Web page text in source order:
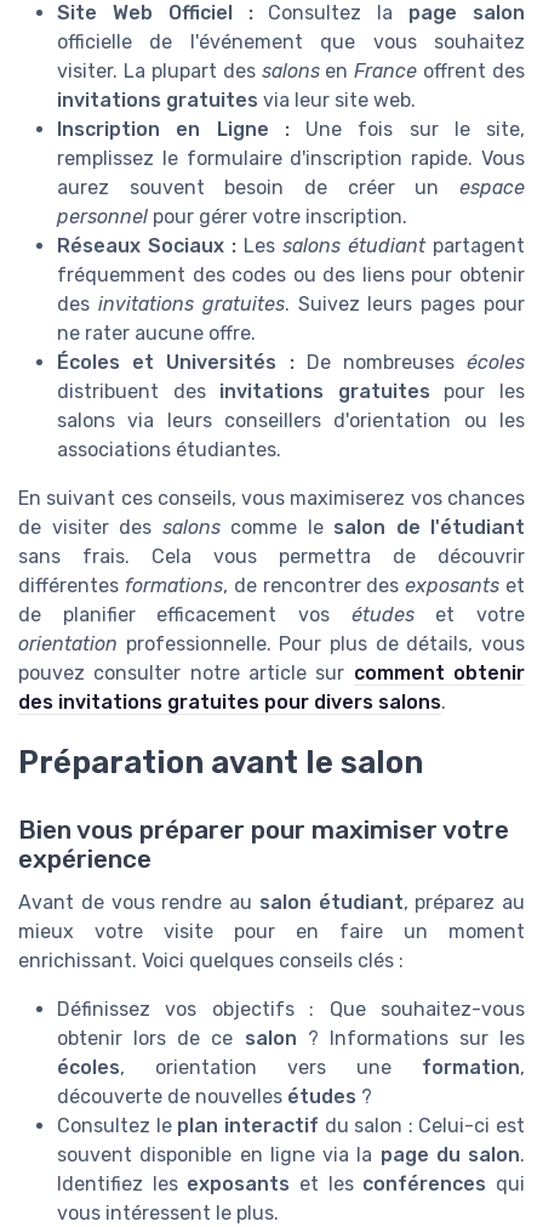
Site Web Officiel :Consultez la page salon
officielle de l'événement que vous souhaitez
visiter. La plupart des salonsenFrance offrent des
invitations gratuites via leur site web.
Inscription en Ligne :Une fois sur le site,
remplissez le formulaire d'inscription rapide. Vous
aurez souvent besoin de créer un espace
personnel pour gérer votre inscription.
Réseaux Sociaux : Les salons étudiantpartagent
fréquemment des codes ou des liens pour obtenir
des invitations gratuites. Suivez leurs pages pour
ne rater aucune offre.
Écoles et Universités :De nombreuses écoles
distribuent des invitations gratuites pour les
salons via leurs conseillers d'orientation ou les
associations étudiantes.
En suivant ces conseils, vous maximiserez vos chances
de visiter des salonscomme le salon de l'étudiant
sans frais. Cela vous permettra de découvrir
différentes formations, de rencontrer desexposants et
de planifier efficacement vos étudeset votre
orientation professionnelle. Pour plus de détails, vous
pouvez consulter notre article sur comment obtenir
des invitations gratuites pour divers salons.
Préparation avant le salon
Bien vous préparer pour maximiser votre
expérience
Avant de vous rendre au salon étudiant, préparez au
mieux votre visite pour en faire un moment
enrichissant. Voici quelques conseils clés :
Définissez vos objectifs : Que souhaitez-vous
obtenir lors de ce salon ? Informations sur les
écoles, orientation vers une formation,
découverte de nouvelles études ?
Consultez le plan interactif du salon : Celui-ci est
souvent disponible en ligne via la page du salon.
Identifiez les exposants et les conférences qui
vous intéressent le plus.